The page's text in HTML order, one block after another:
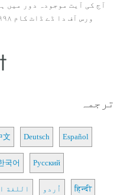
ترجمہ
文 Deutsch Español
국어 Русский
اللغة اُردو हिन्दी